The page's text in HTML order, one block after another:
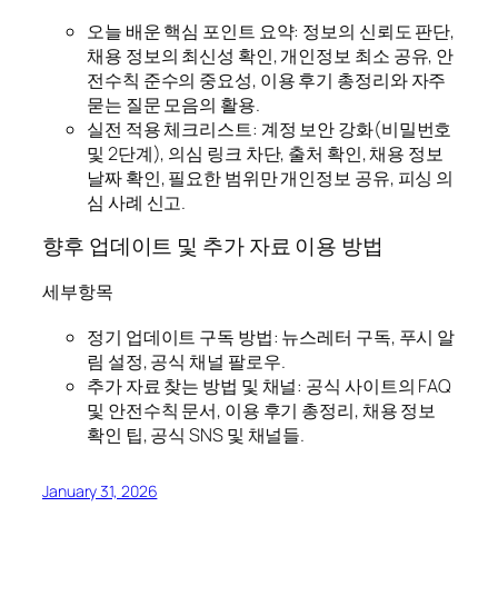
오늘 배운 핵심 포인트 요약: 정보의 신뢰도 판단,
채용 정보의 최신성 확인, 개인정보 최소 공유, 안
전수칙 준수의 중요성, 이용 후기 총정리와 자주
묻는 질문 모음의 활용.
실전 적용 체크리스트: 계정 보안 강화(비밀번호
및 2단계), 의심 링크 차단, 출처 확인, 채용 정보
날짜 확인, 필요한 범위만 개인정보 공유, 피싱 의
심 사례 신고.
향후 업데이트 및 추가 자료 이용 방법
세부항목
정기 업데이트 구독 방법: 뉴스레터 구독, 푸시 알
림 설정, 공식 채널 팔로우.
추가 자료 찾는 방법 및 채널: 공식 사이트의 FAQ
및 안전수칙 문서, 이용 후기 총정리, 채용 정보
확인 팁, 공식 SNS 및 채널들.
January 31, 2026